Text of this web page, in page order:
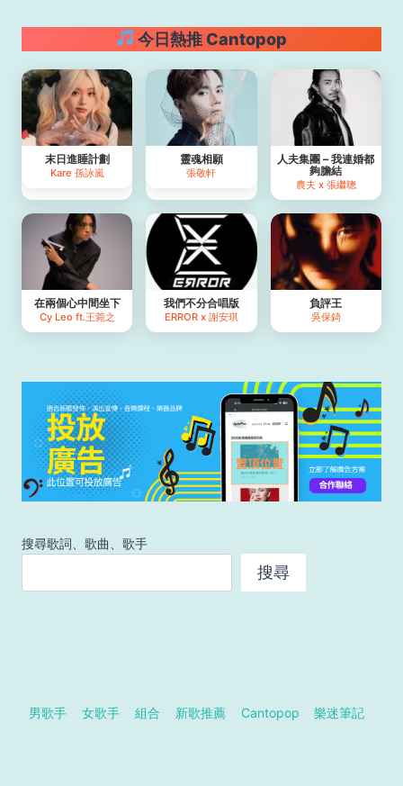
今日熱推 Cantopop
末日進睡計劃
Kare 孫詠嵐
靈魂相願
張敬軒
人夫集團 – 我連婚都
夠膽結
農夫 x 張繼聰
在兩個心中間坐下
Cy Leo ft.王菀之
我們不分合唱版
ERROR x 謝安琪
負評王
吳保錡
搜尋歌詞、歌曲、歌手
搜尋
男歌手 女歌手 組合 新歌推薦 Cantopop 樂迷筆記